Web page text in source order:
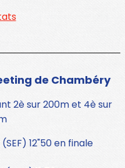
de Chambéry
2è sur 200m et 4è sur
12"50 en finale